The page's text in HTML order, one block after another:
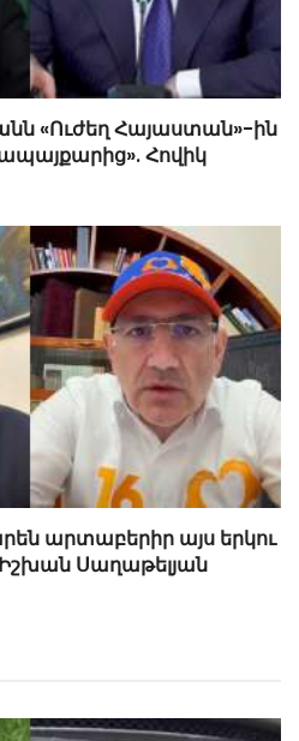
«Ուժեղ Հայաստան»-ին
Հովիկ
արտաբերիր այս երկու
Սաղաթելյան